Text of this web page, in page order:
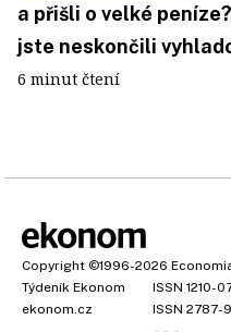
a přišli o velké
jste neskončili
6 minut čtení
Copyright ©1996-2026
Týdeník Ekonom
ISSN 1210-
ekonom.cz
ISSN 2787-